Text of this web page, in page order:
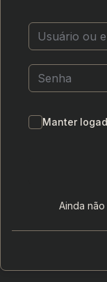
Manter
Ainda não